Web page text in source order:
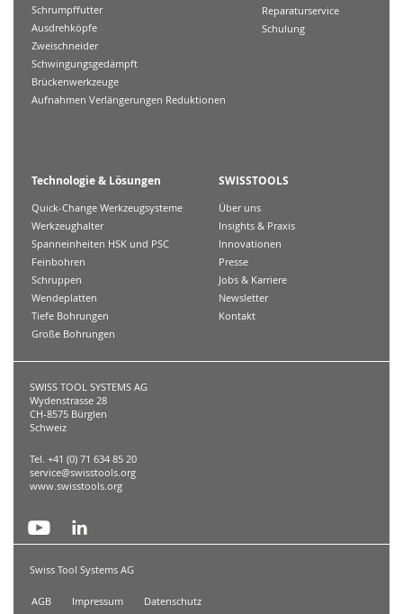
Schrumpffutter
Ausdrehköpfe
Zweischneider
Schwingungsgedämpft
Brückenwerkzeuge
Aufnahmen Verlängerungen Reduktionen
Reparaturservice
Schulung
Technologie & Lösungen
Quick-Change Werkzeugsysteme
Werkzeughalter
Spanneinheiten HSK und PSC
Feinbohren
Schruppen
Wendeplatten
Tiefe Bohrungen
Große Bohrungen
SWISSTOOLS
Über uns
Insights & Praxis
Innovationen
Presse
Jobs & Karriere
Newsletter
Kontakt
SWISS TOOL SYSTEMS AG
Wydenstrasse 28
CH-8575 Bürglen
Schweiz
Tel. +41 (0) 71 634 85 20
service@swisstools.org
www.swisstools.org
Swiss Tool Systems AG
AGB Impressum Datenschutz